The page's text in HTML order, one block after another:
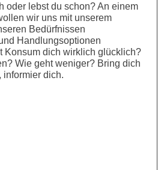
oder lebst du schon? An einem
wir uns mit unserem
Bedürfnissen
Handlungsoptionen
Konsum dich wirklich glücklich?
Wie geht weniger? Bring dich
informier dich.